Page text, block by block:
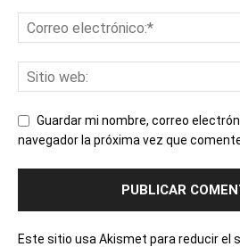
Guardar mi nombre, correo
navegador la próxima vez que
Este sitio usa Akismet para reducir el